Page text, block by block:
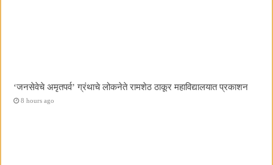
‌‘जनसेवेचे अमृतपर्व‌’ ग्रंथाचे लोकनेते रामशेठ ठाकूर महाविद्यालयात प्रकाशन
8 hours ago